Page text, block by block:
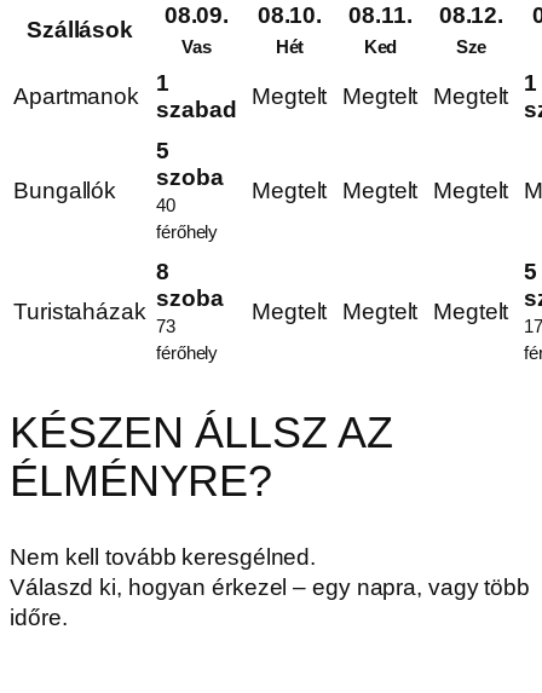
Szállások
08.09.
Vas
08.10.
Hét
08.11.
Ked
08.12.
Sze
Apartmanok
1
szabad
Megtelt Megtelt Megtelt
1
Bungallók
5
szoba
40
férőhely
Megtelt Megtelt Megtelt
Turistaházak
8
szoba
73
férőhely
Megtelt Megtelt Megtelt
5
17
KÉSZEN ÁLLSZ AZ
ÉLMÉNYRE?
Nem kell tovább keresgélned.
Válaszd ki, hogyan érkezel – egy napra, vagy több
időre.